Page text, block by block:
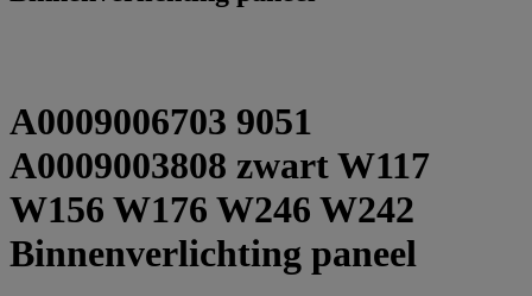
A0009006703 9051
A0009003808 zwart W117
W156 W176 W246 W242
Binnenverlichting paneel